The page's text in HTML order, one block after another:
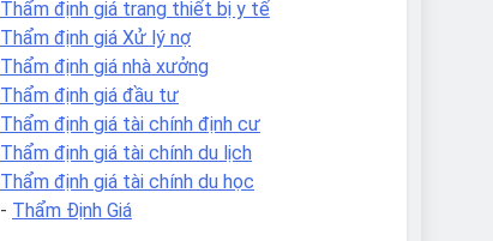
Thẩm định giá trang thiết bị y tế
Thẩm định giá Xử lý nợ
Thẩm định giá nhà xưởng
Thẩm định giá đầu tư
Thẩm định giá tài chính định cư
Thẩm định giá tài chính du lịch
Thẩm định giá tài chính du học
- Thẩm Định Giá